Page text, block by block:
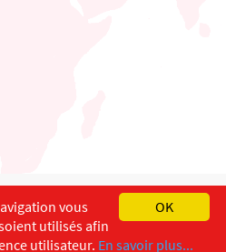
Français
Impressum
OK
vous
utilisés afin
utilisateur. En savoir plus...